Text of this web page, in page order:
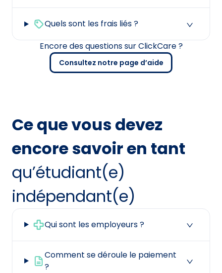
Quels sont les frais liés ?
Encore des questions sur ClickCare ?
Consultez notre page d’aide
Ce que vous devez
encore savoir en tant
qu’étudiant(e)
indépendant(e)
Qui sont les employeurs ?
Comment se déroule le paiement
?